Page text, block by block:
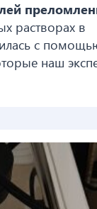
растворах в
с
наш